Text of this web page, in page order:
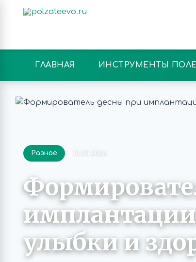
ГЛАВНАЯ ИНСТРУМЕНТЫ
Разное 13.05.2026
улыбки и